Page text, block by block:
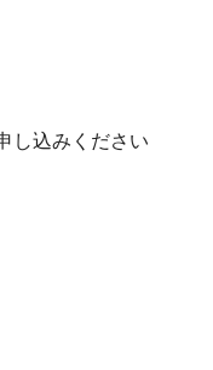
し込みください